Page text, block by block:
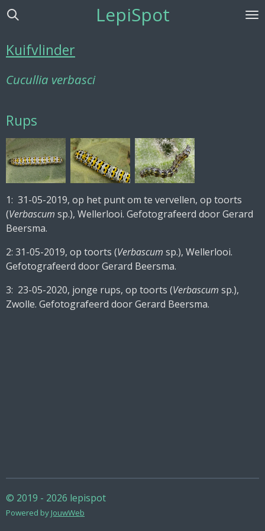
Ga
de
LepiSpot
Kuifvlinder
Cucullia verbasci
Rups
1: 31-05-2019, op het punt om te vervellen, op toorts
(Verbascum sp.), Wellerlooi. Gefotografeerd door Gerard
Beersma.
2: 31-05-2019, op toorts (Verbascum sp.), Wellerlooi.
Gefotografeerd door Gerard Beersma.
3: 23-05-2020, jonge rups, op toorts (Verbascum sp.),
Zwolle. Gefotografeerd door Gerard Beersma.
© 2019 - 2026 lepispot
Powered by JouwWeb